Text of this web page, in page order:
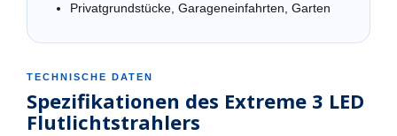
Privatgrundstücke, Garageneinfahrten, Garten
TECHNISCHE DATEN
Spezifikationen des Extreme 3 LED
Flutlichtstrahlers